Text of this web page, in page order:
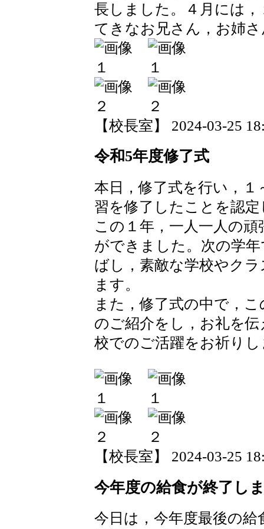
長しました。４月には
てきなお兄さん，お姉
【校長室】 2024-03-25
令和5年度修了式
本日，修了式を行い，
習を修了したことを認
この１年，一人一人の
ができました。次の学
ばし，素敵な学校やク
ます。
また，修了式の中で，
のご紹介をし，お礼を
校でのご活躍をお祈り
【校長室】 2024-03-25
今年度の給食が終了し
今日は，今年度最後の給